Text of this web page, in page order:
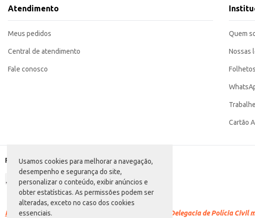
Usamos cookies para melhorar a navegação,
desempenho e segurança do site,
personalizar o conteúdo, exibir anúncios e
obter estatísticas. As permissões podem ser
alteradas, exceto no caso dos cookies
essenciais.
Atendimento
Meus pedidos
Central de atendimento
Fale conosco
Quem
Nossas
Folhetos
Cartão
Formas de pagamento
Racismo é crime. Denuncie. Disque 100 ou procure a Delegacia de Polícia